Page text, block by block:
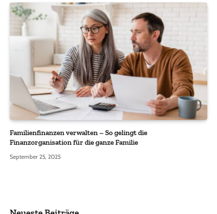
Familienfinanzen verwalten – So gelingt die
Finanzorganisation für die ganze Familie
September 25, 2025